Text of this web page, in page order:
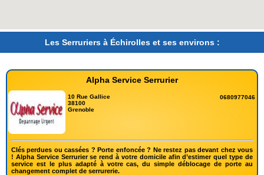
Les Serruriers à Échirolles et ses environs :
Alpha Service Serrurier
10 Rue Gallice
38100
Grenoble
0680977046
Clés perdues ou cassées ? Porte enfoncée ? Ne restez pas devant chez vous
! Alpha Service Serrurier se rend à votre domicile afin d’estimer quel type de
service est le plus adapté à votre cas, du simple déblocage de porte au
changement complet de serrurerie.